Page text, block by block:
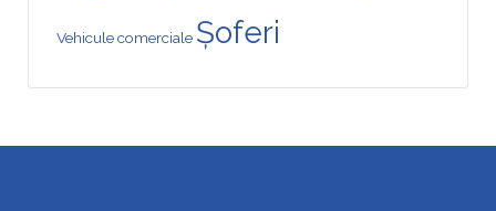
Vehicule comerciale Șoferi